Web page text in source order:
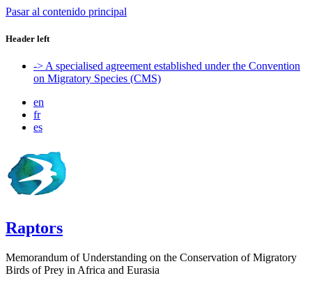
Pasar al contenido principal
Header left
-> A specialised agreement established under the Convention
on Migratory Species (CMS)
en
fr
es
Raptors
Memorandum of Understanding on the Conservation of Migratory
Birds of Prey in Africa and Eurasia